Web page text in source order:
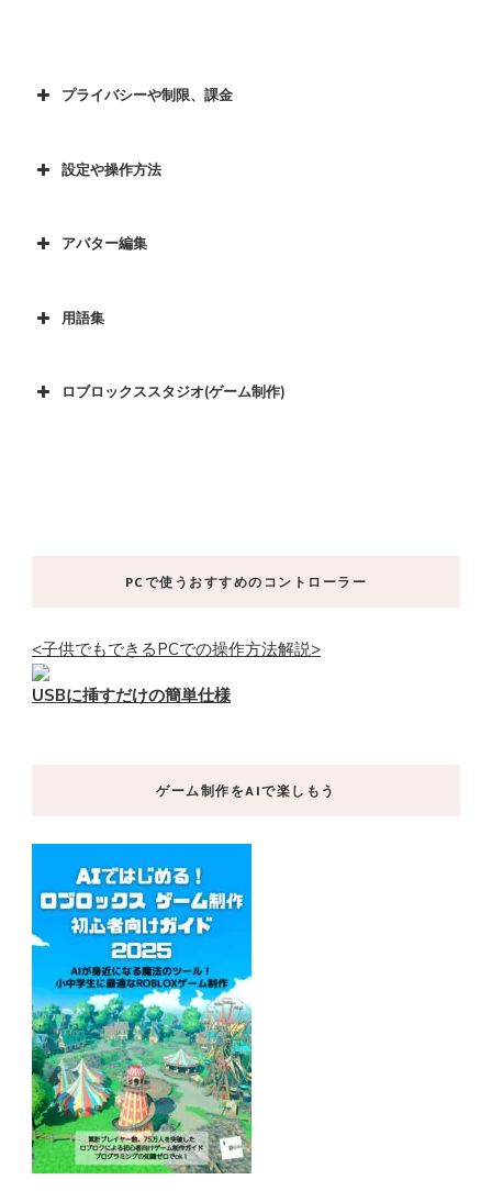
プライバシーや制限、課金
設定や操作方法
アバター編集
用語集
ロブロックススタジオ(ゲーム制作)
PCで使うおすすめのコントローラー
<子供でもできるPCでの操作方法解説>
USBに挿すだけの簡単仕様
ゲーム制作をAIで楽しもう